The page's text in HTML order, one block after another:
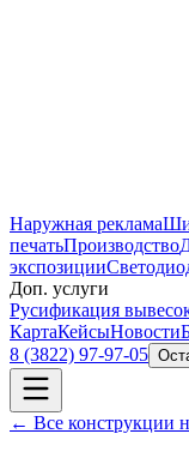
Наружная реклама
печатьПроизводство
экспозиции
Доп. услуги
Русификация
КартаКейсыНовости
8 (3822) 97-97-05
← Все конструкции